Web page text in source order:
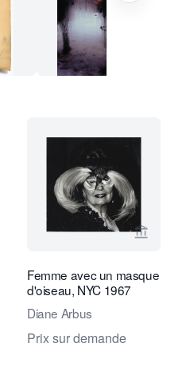
page vendeur de Studio Nico
Voir la
Femme avec un masque
d'oiseau, NYC 1967
Diane Arbus
Prix sur demande